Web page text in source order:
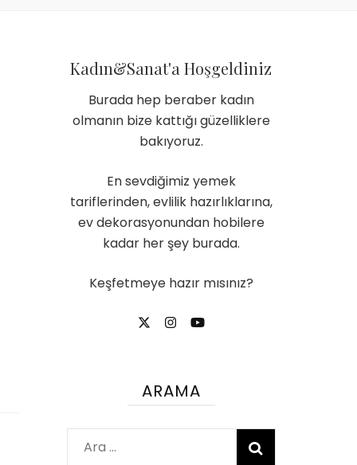
Kadın&Sanat'a Hoşgeldiniz
Burada hep beraber kadın
olmanın bize kattığı güzelliklere
bakıyoruz.
En sevdiğimiz yemek
tariflerinden, evlilik hazırlıklarına,
ev dekorasyonundan hobilere
kadar her şey burada.
Keşfetmeye hazır mısınız?
ARAMA
Arama: